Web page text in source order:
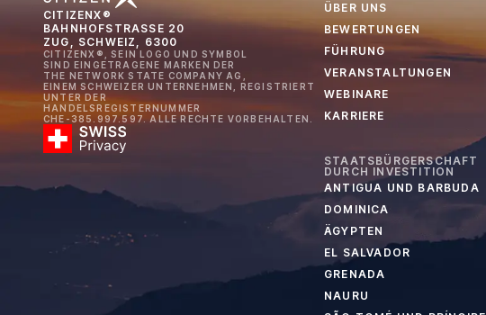
CITIZENX®
BAHNHOFSTRASSE 20
ZUG, SCHWEIZ, 6300
CITIZENX®, SEIN LOGO UND SYMBOL
SIND EINGETRAGENE MARKEN DER
THE NETWORK STATE COMPANY AG,
EINEM SCHWEIZER UNTERNEHMEN, REGISTRIERT
UNTER DER
HANDELSREGISTERNUMMER
CHE-385.997.597. ALLE RECHTE VORBEHALTEN.
ÜBER UNS
BEWERTUNGEN
FÜHRUNG
VERANSTALTUNGEN
WEBINARE
KARRIERE
STAATSBÜRGERSCHAFT
DURCH INVESTITION
ANTIGUA UND BARBUDA
DOMINICA
ÄGYPTEN
EL SALVADOR
GRENADA
NAURU